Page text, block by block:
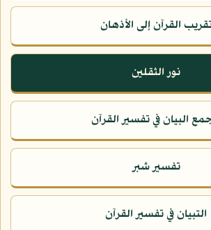
القرآن إلى الأذهان
نور الثقلين
البيان في تفسير القرآن
تفسير شبر
التبيان في تفسير القرآن